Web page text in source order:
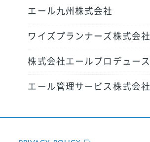
エール九州株式会社
ワイズプランナーズ株式会社
株式会社エールプロデュース
エール管理サービス株式会社